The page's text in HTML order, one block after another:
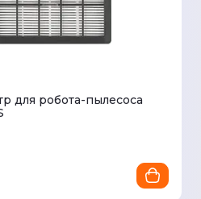
для робота-пылесоса